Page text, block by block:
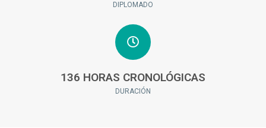
DIPLOMADO
136 HORAS CRONOLÓGICAS
DURACIÓN